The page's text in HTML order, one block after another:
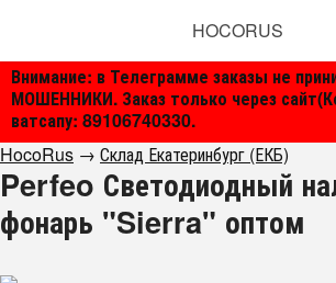
Внимание: в Телеграмме заказы не
МОШЕННИКИ. Заказ только через
ватсапу: 89106740330.
HOCORUS
HocoRus → Склад Екатеринбург (ЕКБ)
Perfeo Светодиодный
фонарь "Sierra" оптом